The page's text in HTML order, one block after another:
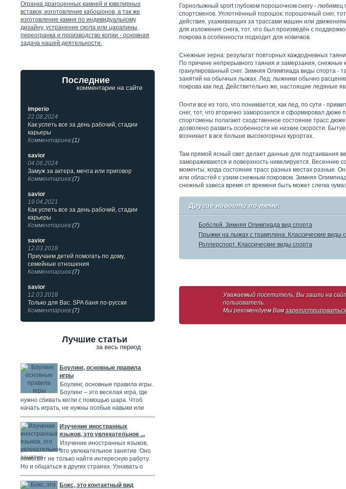
Горнолыжный sport глубоком порошочном снегу -
спортсменов. Уплотнённый порошок: порошочный снег,
действия, ухаживающих за трассами машин или
для изложения снега, тот, что был произведён с
покрова в особенности подходит для новичков.
Снежные зерна: результат повторных каждодневных
По причине непрерывного таяния и замерзания,
гранулированный снег. Зимняя Олимпиада виды спорта -
занятий на обычных лыжах. Лед: лыжники обычно
покрова как лед. Действительно же, настоящие ледяные
Почти все из того, что понимается, как лед, по сути -
снег, тот, что вторично заморозился и сформировал дюже
спортсмены полагают сходственное состояние трасс
дозволено развить особенности не низкие скорости.
возникает в все больше высокогорных курортах.
Там прямой ясный свет делает данные для подтаивания
замораживаются и поверхность нивелируется. Весенние
моменты, когда состояние трасс разных местах разные.
или областей с узким снежным покровом. Зимняя
снежный завеса время от времени быть может слегка
Другие новости по теме:
Бобслей. Зимняя Олимпиада вид спорта
Прыжки на лыжах с трамплина. Классические виды
Роллерспорт. Классические виды спорта
Уважаемый посетитель, Вы зашли на
пользователь.
Мы рекомендуем Вамзарегистрироваться
Огранка драгоценных камней и ювелирных
вставок, изготовление кабошонов, а так же
изготовление камня по индивидуальному
дизайну, устранение скола или царапины,
переогранка и производство копии - основная
задача нашей деятельности.
Последние
комментарии на сайте
imperio
22.08.2024
Как успеть все за день рабочий, стадии
карьеры
Комментариев:(1)
savior
04.06.2024
Замуж за актера, мечта или приговор
Комментариев:(7)
savior
19.04.2021
Как успеть все за день рабочий, стадии
карьеры
Комментариев:(7)
savior
12.03.2018
Приучаем детей помогать по дому,
семейные отношения
Комментариев:(7)
savior
12.03.2018
Только для Вас. SPA баня по-русски
Комментариев:(7)
Лучшие статьи
за весь период
Боулинг, основные правила
игры
Боулинг, основные правила игры.
Боулинг – это веселая игра, где
нужно сбивать кегли с помощью шара. Чтоб
начать играть, не нужны особые навыки или
Изучение иностранных
языков, это увлекательное ...
Изучение иностранных языков,
это увлекательное занятие. Оно
помогает не только найти интересную работу.
Но и общаться в других странах. Узнавать о
Бокс, это контактный вид